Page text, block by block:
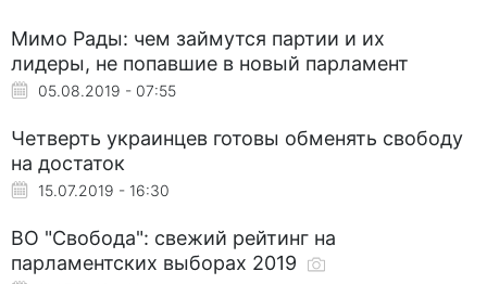
Мимо Рады: чем займутся партии и их
лидеры, не попавшие в новый парламент
05.08.2019 - 07:55
Четверть украинцев готовы обменять свободу
на достаток
15.07.2019 - 16:30
ВО "Свобода": свежий рейтинг на
парламентских выборах 2019